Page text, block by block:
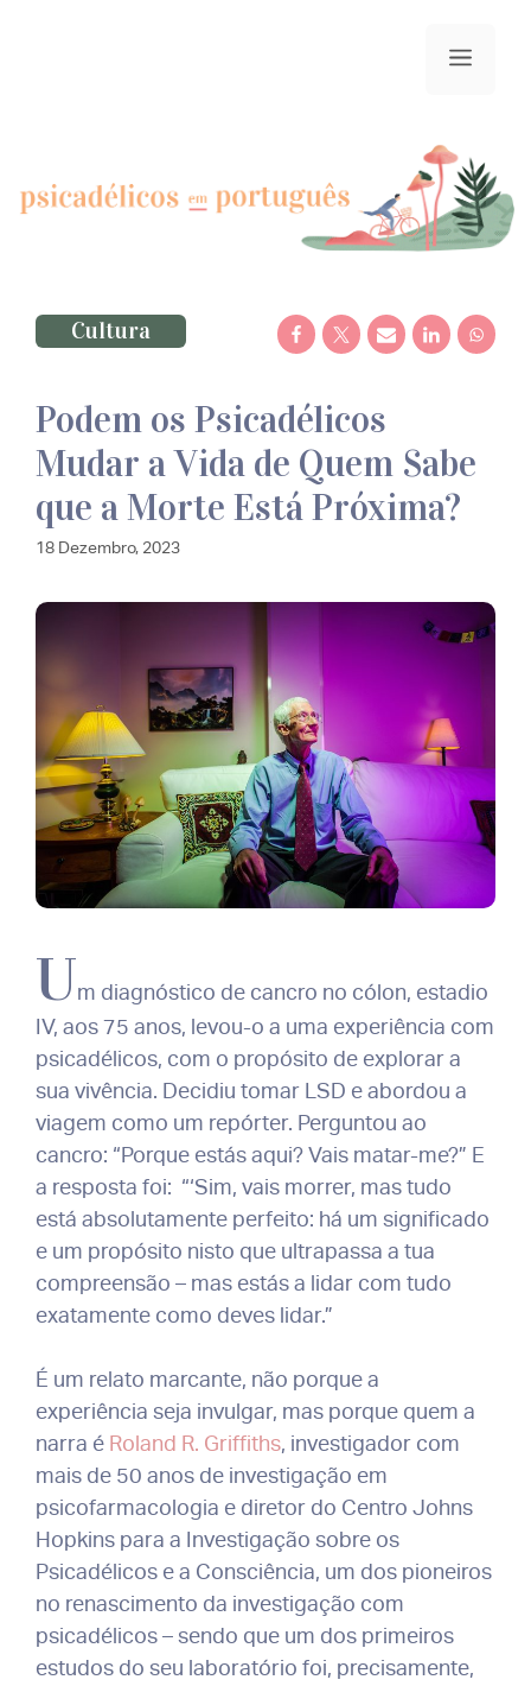
menu
Cultura
Podem os Psicadélicos
Mudar a Vida de Quem Sabe
que a Morte Está Próxima?
18 Dezembro, 2023
Um diagnóstico de cancro no cólon, estadio
IV, aos 75 anos, levou-o a uma experiência com
psicadélicos, com o propósito de explorar a
sua vivência. Decidiu tomar LSD e abordou a
viagem como um repórter. Perguntou ao
cancro: “Porque estás aqui? Vais matar-me?” E
a resposta foi: “‘Sim, vais morrer, mas tudo
está absolutamente perfeito: há um significado
e um propósito nisto que ultrapassa a tua
compreensão – mas estás a lidar com tudo
exatamente como deves lidar.”
É um relato marcante, não porque a
experiência seja invulgar, mas porque quem a
narra é Roland R. Griffiths, investigador com
mais de 50 anos de investigação em
psicofarmacologia e diretor do Centro Johns
Hopkins para a Investigação sobre os
Psicadélicos e a Consciência, um dos pioneiros
no renascimento da investigação com
psicadélicos – sendo que um dos primeiros
estudos do seu laboratório foi, precisamente,